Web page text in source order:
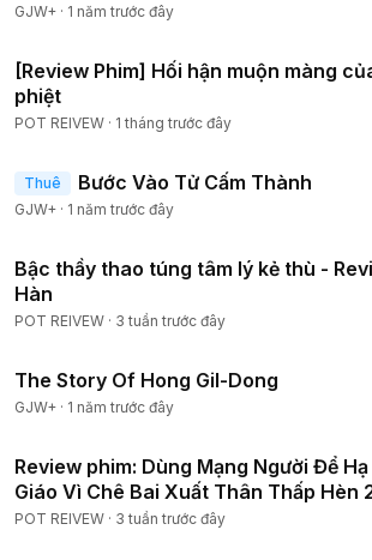
GJW+ · 1 năm trước đây
[Review Phim] Hối hận muộn màng
phiệt
POT REIVEW · 1 tháng trước đây
Thuê Bước Vào Tử Cấm Thành
GJW+ · 1 năm trước đây
Bậc thầy thao túng tâm lý kẻ thù - Review phim
Hàn
POT REIVEW · 3 tuần trước đây
The Story Of Hong Gil-Dong
GJW+ · 1 năm trước đây
Review phim: Dùng Mạng Người Để
Giáo Vì Chê Bai Xuất Thân Thấp Hèn
Tập
POT REIVEW · 3 tuần trước đây